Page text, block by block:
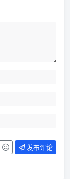
发布评论